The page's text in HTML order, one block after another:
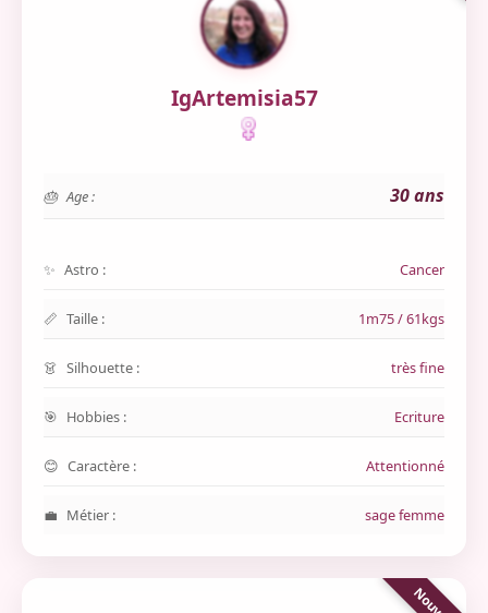
IgArtemisia57
Age : 30 ans
Astro : Cancer
Taille : 1m75 / 61kgs
Silhouette : très fine
Hobbies : Ecriture
Caractère : Attentionné
Métier : sage femme